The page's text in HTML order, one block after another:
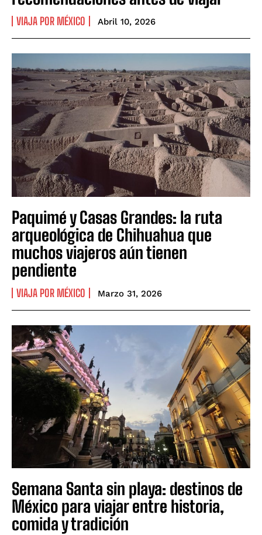
VIAJA POR MÉXICO Abril 10, 2026
Paquimé y Casas Grandes: la ruta
arqueológica de Chihuahua que
muchos viajeros aún tienen
pendiente
VIAJA POR MÉXICO Marzo 31, 2026
Semana Santa sin playa: destinos de
México para viajar entre historia,
comida y tradición